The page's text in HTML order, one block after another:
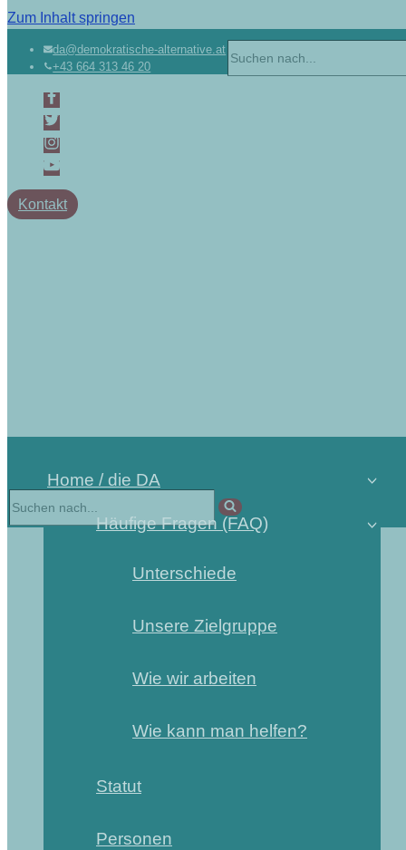
Zum Inhalt springen
da@demokratische-alternative.at
+43 664 313 46 20
Kontakt
Home / die DA
Häufige Fragen (FAQ)
Unterschiede
Unsere Zielgruppe
Wie wir arbeiten
Wie kann man helfen?
Statut
Personen